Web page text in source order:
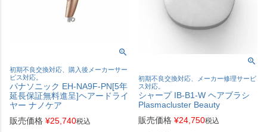
初期不良交換対応、購入後メーカーサー
ビス対応。
パナソニック EH-NA9F-PN[5年
延長保証無料進呈]ヘアードライ
ヤー ナノケア
販売価格 ¥25,740税込
初期不良交換対応、メーカー修理サービ
ス対応。
シャープ IB-B1-W ヘアブラシ
Plasmacluster Beauty
販売価格 ¥24,750税込